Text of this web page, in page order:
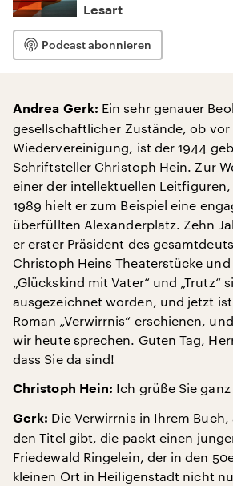
Lesart
Podcast abonnieren
Andrea Gerk: Ein sehr genauer
gesellschaftlicher Zustände, ob
Wiedervereinigung, ist der 1944
Schriftsteller Christoph Hein. Zur
einer der intellektuellen
1989 hielt er zum Beispiel eine
überfüllten Alexanderplatz. Zehn
er erster Präsident des
Christoph Heins Theaterstücke
„Glückskind mit Vater“ und „Trutz“
ausgezeichnet worden, und jetzt
Roman „Verwirrnis“ erschienen,
wir heute sprechen. Guten Tag,
dass Sie da sind!
Christoph Hein: Ich grüße Sie
Gerk: Die Verwirrnis in Ihrem
den Titel gibt, die packt einen
Friedewald Ringelein, der in den
kleinen Ort in Heiligenstadt nicht